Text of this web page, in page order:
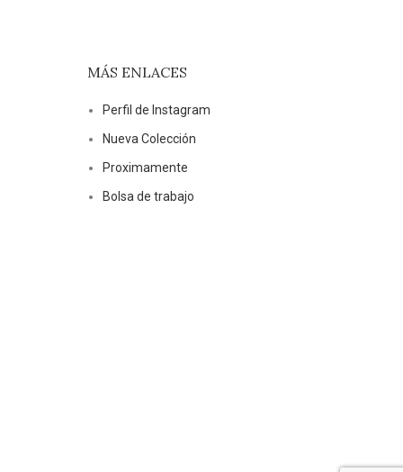
MÁS ENLACES
Perfil de Instagram
Nueva Colección
Proximamente
Bolsa de trabajo